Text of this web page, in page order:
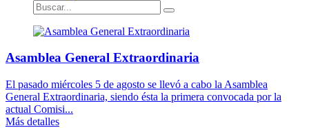
Asamblea General Extraordinaria
El pasado miércoles 5 de agosto se llevó a cabo la Asamblea
General Extraordinaria, siendo ésta la primera convocada por la
actual Comisi...
Más detalles